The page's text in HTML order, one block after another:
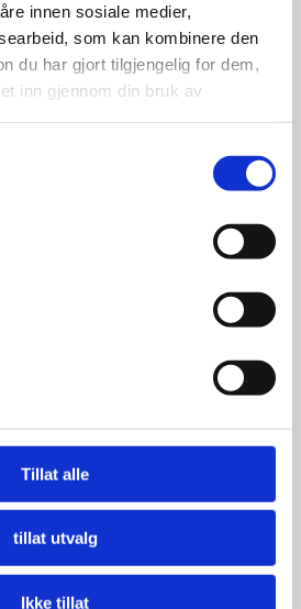
innen sosiale medier,
som kan kombinere den
du har gjort tilgjengelig for dem,
inn gjennom din bruk av
Tillat alle
tillat utvalg
Ikke tillat